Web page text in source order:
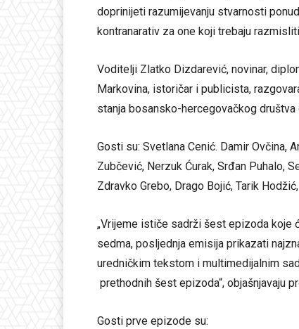
doprinijeti razumijevanju stvarnosti
kontranarativ za one koji trebaju
Voditelji Zlatko Dizdarević, novinar,
Markovina, istoričar i publicista,
stanja bosansko-hercegovačkog
Gosti su: Svetlana Cenić. Damir Ovčina,
Zubčević, Nerzuk Ćurak, Srđan Puhalo,
Zdravko Grebo, Drago Bojić, Tarik
„Vrijeme ističe sadrži šest epizoda koje
sedma, posljednja emisija prikazati
uredničkim tekstom i multimedijalnim
prethodnih šest epizoda“, objašnjavaju
Gosti prve epizode su: